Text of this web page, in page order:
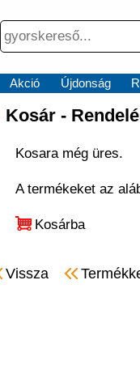
Akció Újdonság
Kosár -
Kosara még üres.
A termékeket az
Kosárba
Vissza